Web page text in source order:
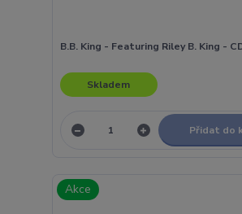
B.B. King - Featuring Riley B. King -
Skladem
Přidat do
Akce